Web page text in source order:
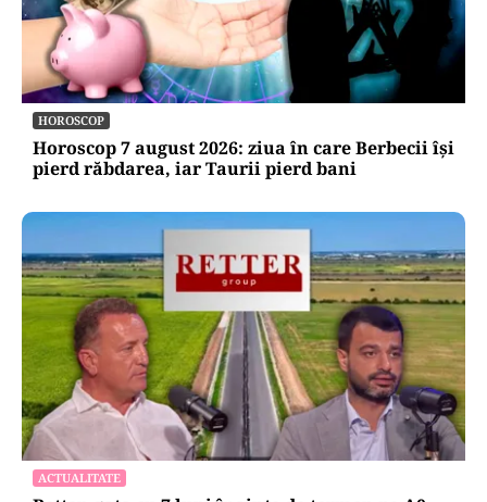
ACTUALITATE
Trenul rămâne o saună în România! CFR
Călători nu are încă aprobat bugetul de
venituri și cheltuieli pentru 2026
HOROSCOP
Horoscop 7 august 2026: ziua în care Berbecii își
pierd răbdarea, iar Taurii pierd bani